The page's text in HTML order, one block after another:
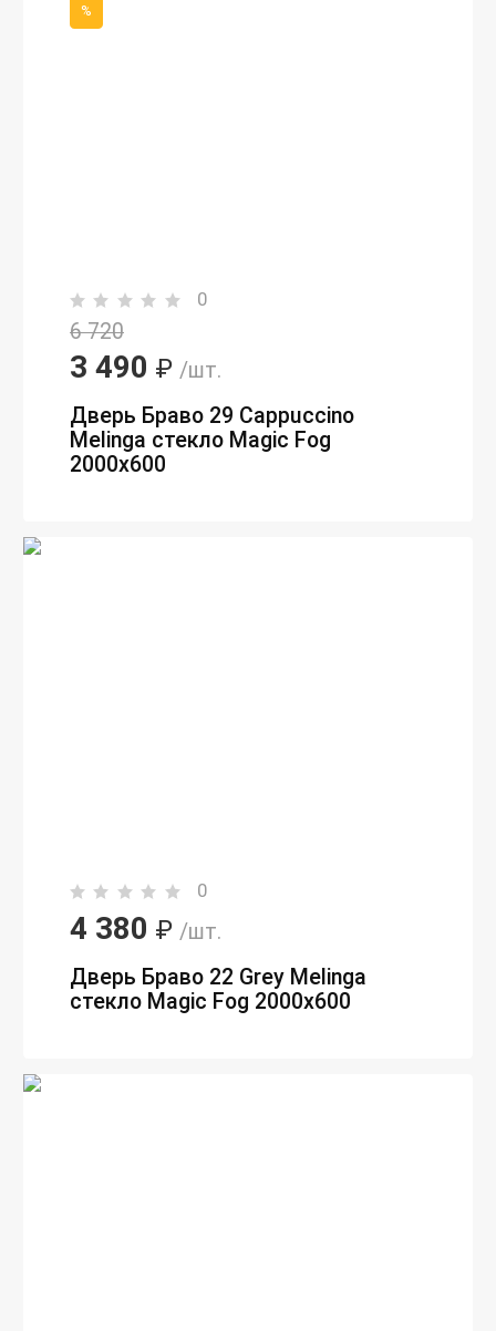
%
0
6 720
3 490 ₽ /шт.
Дверь Браво 29 Cappuccino
Melinga стекло Magic Fog
2000х600
0
4 380 ₽ /шт.
Дверь Браво 22 Grey Melinga
стекло Magic Fog 2000х600